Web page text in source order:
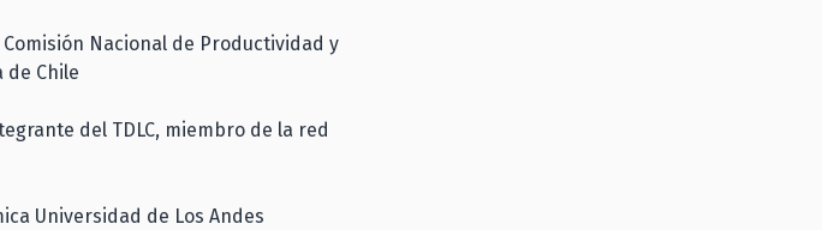
Nacional de Productividad y
de Chile
del TDLC, miembro de la red
Universidad de Los Andes